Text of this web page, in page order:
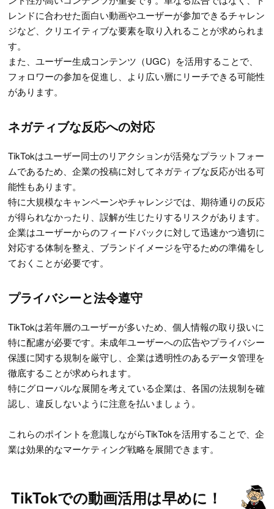
レンドに合わせた面白い動画やユーザーが参加できるチャレン
ジなど、クリエイティブな要素を取り入れることが求められま
す。
また、ユーザー生成コンテンツ（UGC）を活用することで、
フォロワーの参加を促進し、より広い層にリーチできる可能性
があります。
ネガティブな反応への対応
TikTokはユーザー同士のリアクションが活発なプラットフォー
ムであるため、企業の投稿に対してネガティブな反応が出る可
能性もあります。
特に大規模なキャンペーンやチャレンジでは、期待通りの反応
が得られなかったり、誤解が生じたりするリスクがあります。
企業はユーザーからのフィードバックに対して迅速かつ適切に
対応する体制を整え、ブランドイメージを守るための準備をし
ておくことが必要です。
プライバシーと法令遵守
TikTokは若年層のユーザーが多いため、個人情報の取り扱いに
特に配慮が必要です。未成年ユーザーへの広告やプライバシー
保護に関する規制を厳守し、企業は透明性のあるデータ管理を
徹底することが求められます。
特にグローバルな展開を考えている企業は、各国の法規制を確
認し、違反しないように注意を払いましょう。
これらのポイントを意識しながらTikTokを活用することで、企
業は効果的なマーケティング戦略を展開できます。
TikTokでの動画活用は早めに！